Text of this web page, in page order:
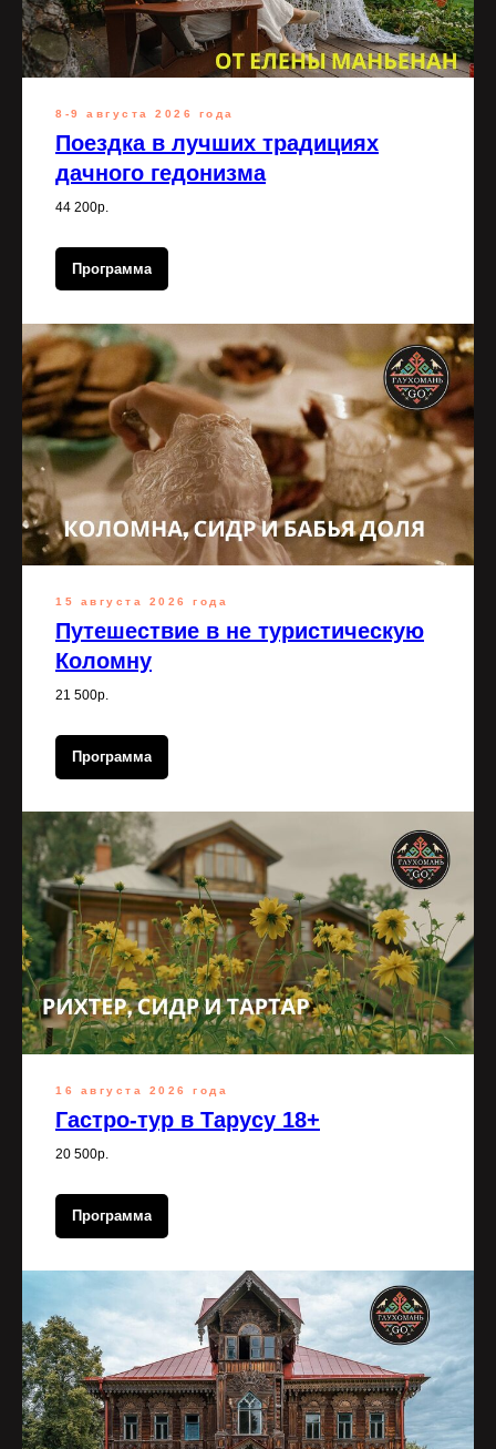
8-9 августа 2026 года
Поездка в лучших традициях
дачного гедонизма
44 200р.
Программа
15 августа 2026 года
Путешествие в не туристическую
Коломну
21 500р.
Программа
16 августа 2026 года
Гастро-тур в Тарусу 18+
20 500р.
Программа